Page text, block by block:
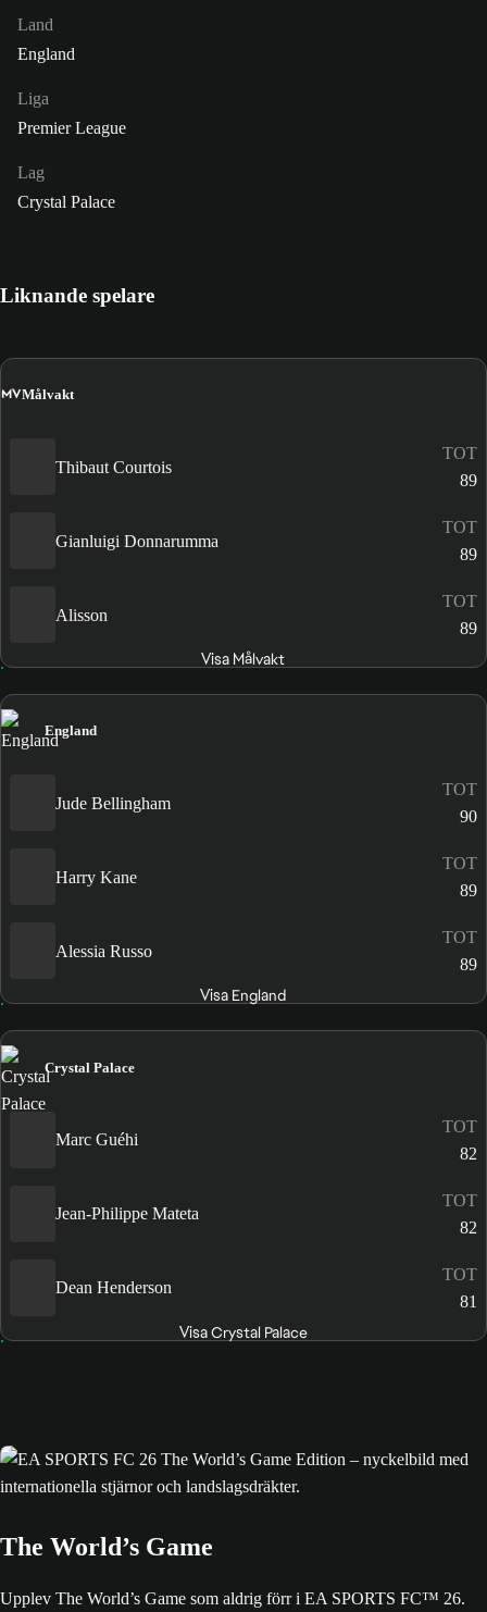
Land
England
Liga
Premier League
Lag
Crystal Palace
Liknande spelare
MVMålvakt
Thibaut Courtois
TOT
89
Gianluigi Donnarumma
TOT
89
Alisson
TOT
89
Visa Målvakt
England
Jude Bellingham
TOT
90
Harry Kane
TOT
89
Alessia Russo
TOT
89
Visa England
Crystal Palace
Marc Guéhi
TOT
82
Jean-Philippe Mateta
TOT
82
Dean Henderson
TOT
81
Visa Crystal Palace
The World’s Game
Upplev The World’s Game som aldrig förr i EA SPORTS FC™ 26.